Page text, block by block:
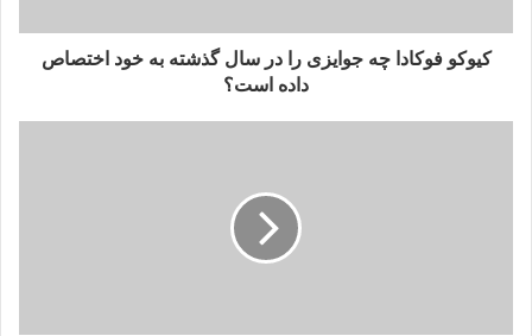
کیوکو فوکادا چه جوایزی را در سال گذشته به خود اختصاص
داده است؟